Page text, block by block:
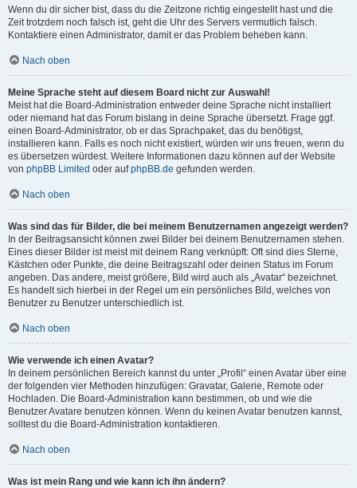
Wenn du dir sicher bist, dass du die Zeitzone richtig eingestellt hast und die
Zeit trotzdem noch falsch ist, geht die Uhr des Servers vermutlich falsch.
Kontaktiere einen Administrator, damit er das Problem beheben kann.
Nach oben
Meine Sprache steht auf diesem Board nicht zur Auswahl!
Meist hat die Board-Administration entweder deine Sprache nicht installiert
oder niemand hat das Forum bislang in deine Sprache übersetzt. Frage ggf.
einen Board-Administrator, ob er das Sprachpaket, das du benötigst,
installieren kann. Falls es noch nicht existiert, würden wir uns freuen, wenn du
es übersetzen würdest. Weitere Informationen dazu können auf der Website
von phpBB Limited oder aufphpBB.de gefunden werden.
Nach oben
Was sind das für Bilder, die bei meinem Benutzernamen angezeigt werden?
In der Beitragsansicht können zwei Bilder bei deinem Benutzernamen stehen.
Eines dieser Bilder ist meist mit deinem Rang verknüpft: Oft sind dies Sterne,
Kästchen oder Punkte, die deine Beitragszahl oder deinen Status im Forum
angeben. Das andere, meist größere, Bild wird auch als „Avatar“ bezeichnet.
Es handelt sich hierbei in der Regel um ein persönliches Bild, welches von
Benutzer zu Benutzer unterschiedlich ist.
Nach oben
Wie verwende ich einen Avatar?
In deinem persönlichen Bereich kannst du unter „Profil“ einen Avatar über eine
der folgenden vier Methoden hinzufügen: Gravatar, Galerie, Remote oder
Hochladen. Die Board-Administration kann bestimmen, ob und wie die
Benutzer Avatare benutzen können. Wenn du keinen Avatar benutzen kannst,
solltest du die Board-Administration kontaktieren.
Nach oben
Was ist mein Rang und wie kann ich ihn ändern?